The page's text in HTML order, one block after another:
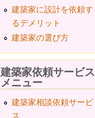
建築家に設計を依頼す
るデメリット
建築家の選び方
建築家依頼サービス
メニュー
建築家相談依頼サービ
ス